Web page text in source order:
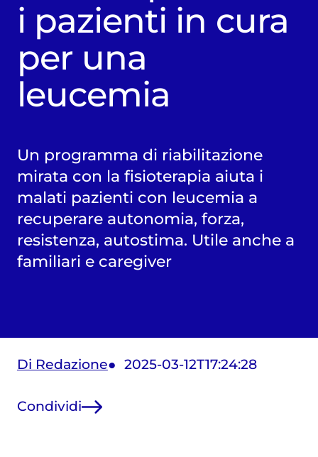
i pazienti in cura
per una
leucemia
Un programma di riabilitazione
mirata con la fisioterapia aiuta i
malati pazienti con leucemia a
recuperare autonomia, forza,
resistenza, autostima. Utile anche a
familiari e caregiver
Di Redazione 2025-03-12T17:24:28
Condividi